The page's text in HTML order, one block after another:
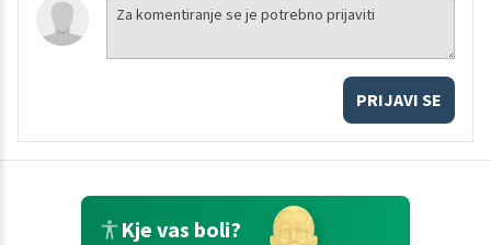
PRIJAVI SE
Kje vas boli?